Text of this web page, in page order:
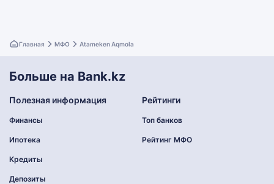
Главная МФО Atameken Aqmola
Больше на Bank.kz
Полезная информация
Финансы
Ипотека
Кредиты
Депозиты
Рейтинги
Топ банков
Рейтинг МФО